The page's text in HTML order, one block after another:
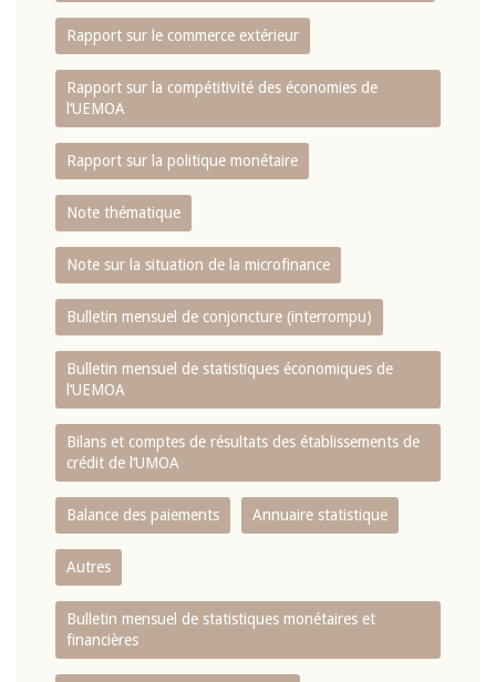
Rapport sur le commerce extérieur
Rapport sur la compétitivité des économies de
l‘UEMOA
Rapport sur la politique monétaire
Note thématique
Note sur la situation de la microfinance
Bulletin mensuel de conjoncture (interrompu)
Bulletin mensuel de statistiques économiques de
l‘UEMOA
Bilans et comptes de résultats des établissements de
crédit de l‘UMOA
Balance des paiements Annuaire statistique
Autres
Bulletin mensuel de statistiques monétaires et
financières